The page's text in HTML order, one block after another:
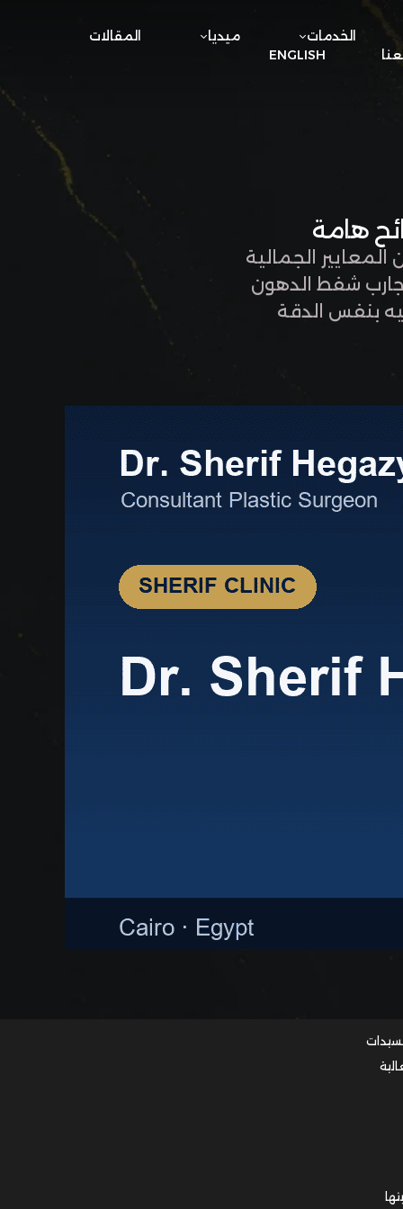
الخدمات ميديا
المقالات
ENGLISH
الجمالية
تجارب شفط الدهون
بنفس الدقة